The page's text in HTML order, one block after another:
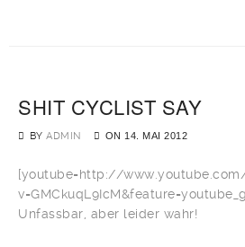
SHIT CYCLIST SAY
BY ADMIN ON 14. MAI 2012
[youtube=http://
Unfassbar, aber leider wahr!